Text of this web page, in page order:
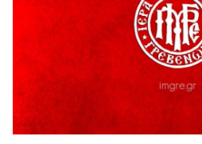
Ολοκληρώνεται η ασφαλτόστρωση
Αβδέλλα
H παραδοχή λαθών είναι (και)
5 Αυγούστου 2026
Ο ΑΝΔΡΕΑΣ ΑΣΛΑΝΙΔΗΣ ΣΥΝΕΧΙΖΕΙ
ΓΡΕΒΕΝΩΝ